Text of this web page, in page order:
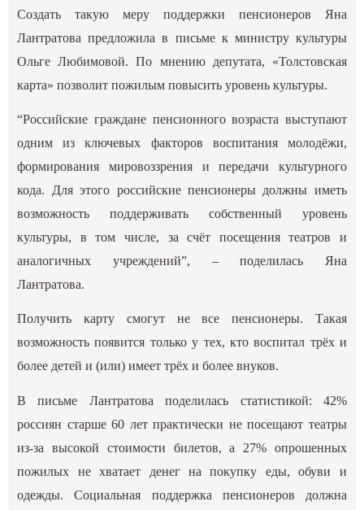
Создать такую меру поддержки пенсионеров Яна
Лантратова предложила в письме к министру культуры
Ольге Любимовой. По мнению депутата, «Толстовская
карта» позволит пожилым повысить уровень культуры.
“Российские граждане пенсионного возраста выступают
одним из ключевых факторов воспитания молодёжи,
формирования мировоззрения и передачи культурного
кода. Для этого российские пенсионеры должны иметь
возможность поддерживать собственный уровень
культуры, в том числе, за счёт посещения театров и
аналогичных учреждений”, – поделилась Яна
Лантратова.
Получить карту смогут не все пенсионеры. Такая
возможность появится только у тех, кто воспитал трёх и
более детей и (или) имеет трёх и более внуков.
В письме Лантратова поделилась статистикой: 42%
россиян старше 60 лет практически не посещают театры
из-за высокой стоимости билетов, а 27% опрошенных
пожилых не хватает денег на покупку еды, обуви и
одежды. Социальная поддержка пенсионеров должна